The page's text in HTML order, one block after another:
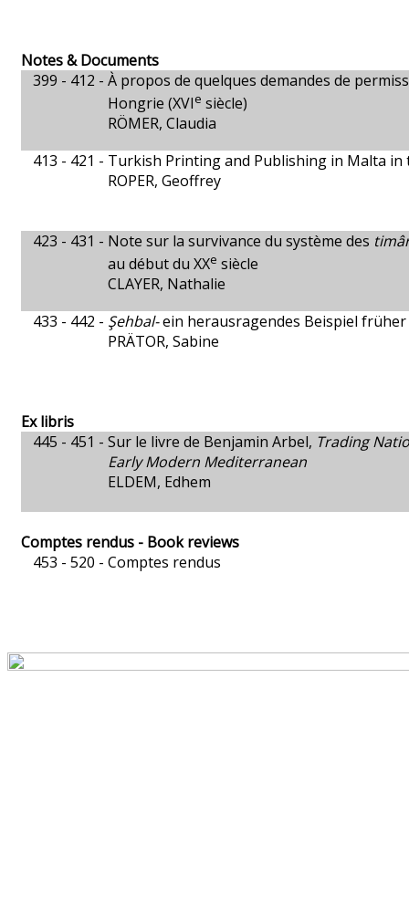
Notes & Documents
399 - 412 - À propos de quelques demandes de
Hongrie (XVIe siècle)
RÖMER, Claudia
413 - 421 - Turkish Printing and Publishing in Malta in
ROPER, Geoffrey
423 - 431 - Note sur la survivance du système des
au début du XXe siècle
CLAYER, Nathalie
433 - 442 - Şehbal-ein herausragendes Beispiel
PRÄTOR, Sabine
Ex libris
445 - 451 - Sur le livre de Benjamin Arbel, Trading
Early Modern Mediterranean
ELDEM, Edhem
Comptes rendus - Book reviews
453 - 520 - Comptes rendus